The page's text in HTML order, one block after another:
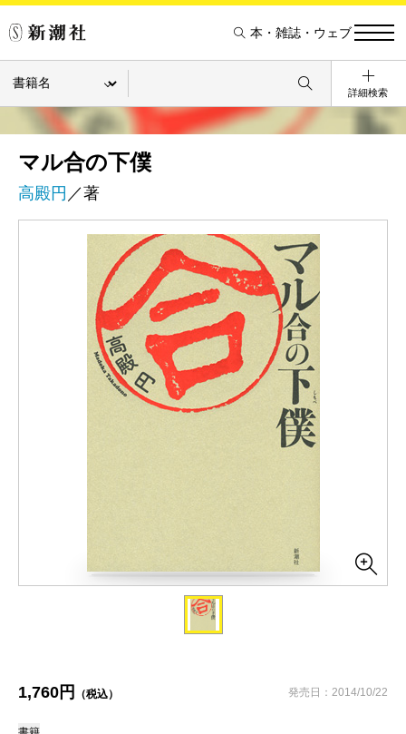
本・雑誌・ウェブ
詳細検索
マル合の下僕
高殿円 ／著
1,760円 （税込） 発売日：2014/10/22